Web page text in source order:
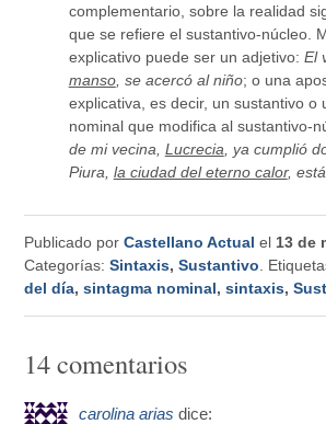
complementario, sobre la realidad
que se refiere el sustantivo-núcleo.
explicativo puede ser un adjetivo: El
manso, se acercó al niño; o una
explicativa, es decir, un sustantivo o
nominal que modifica al sustantivo-
de mi vecina, Lucrecia , ya cumplió
Piura, la ciudad del eterno calor,
Publicado porCastellano Actual el 13 de
Categorías:Sintaxis,Sustantivo .
del día,sintagma nominal,sintaxis,
14 comentarios
carolina arias dice: